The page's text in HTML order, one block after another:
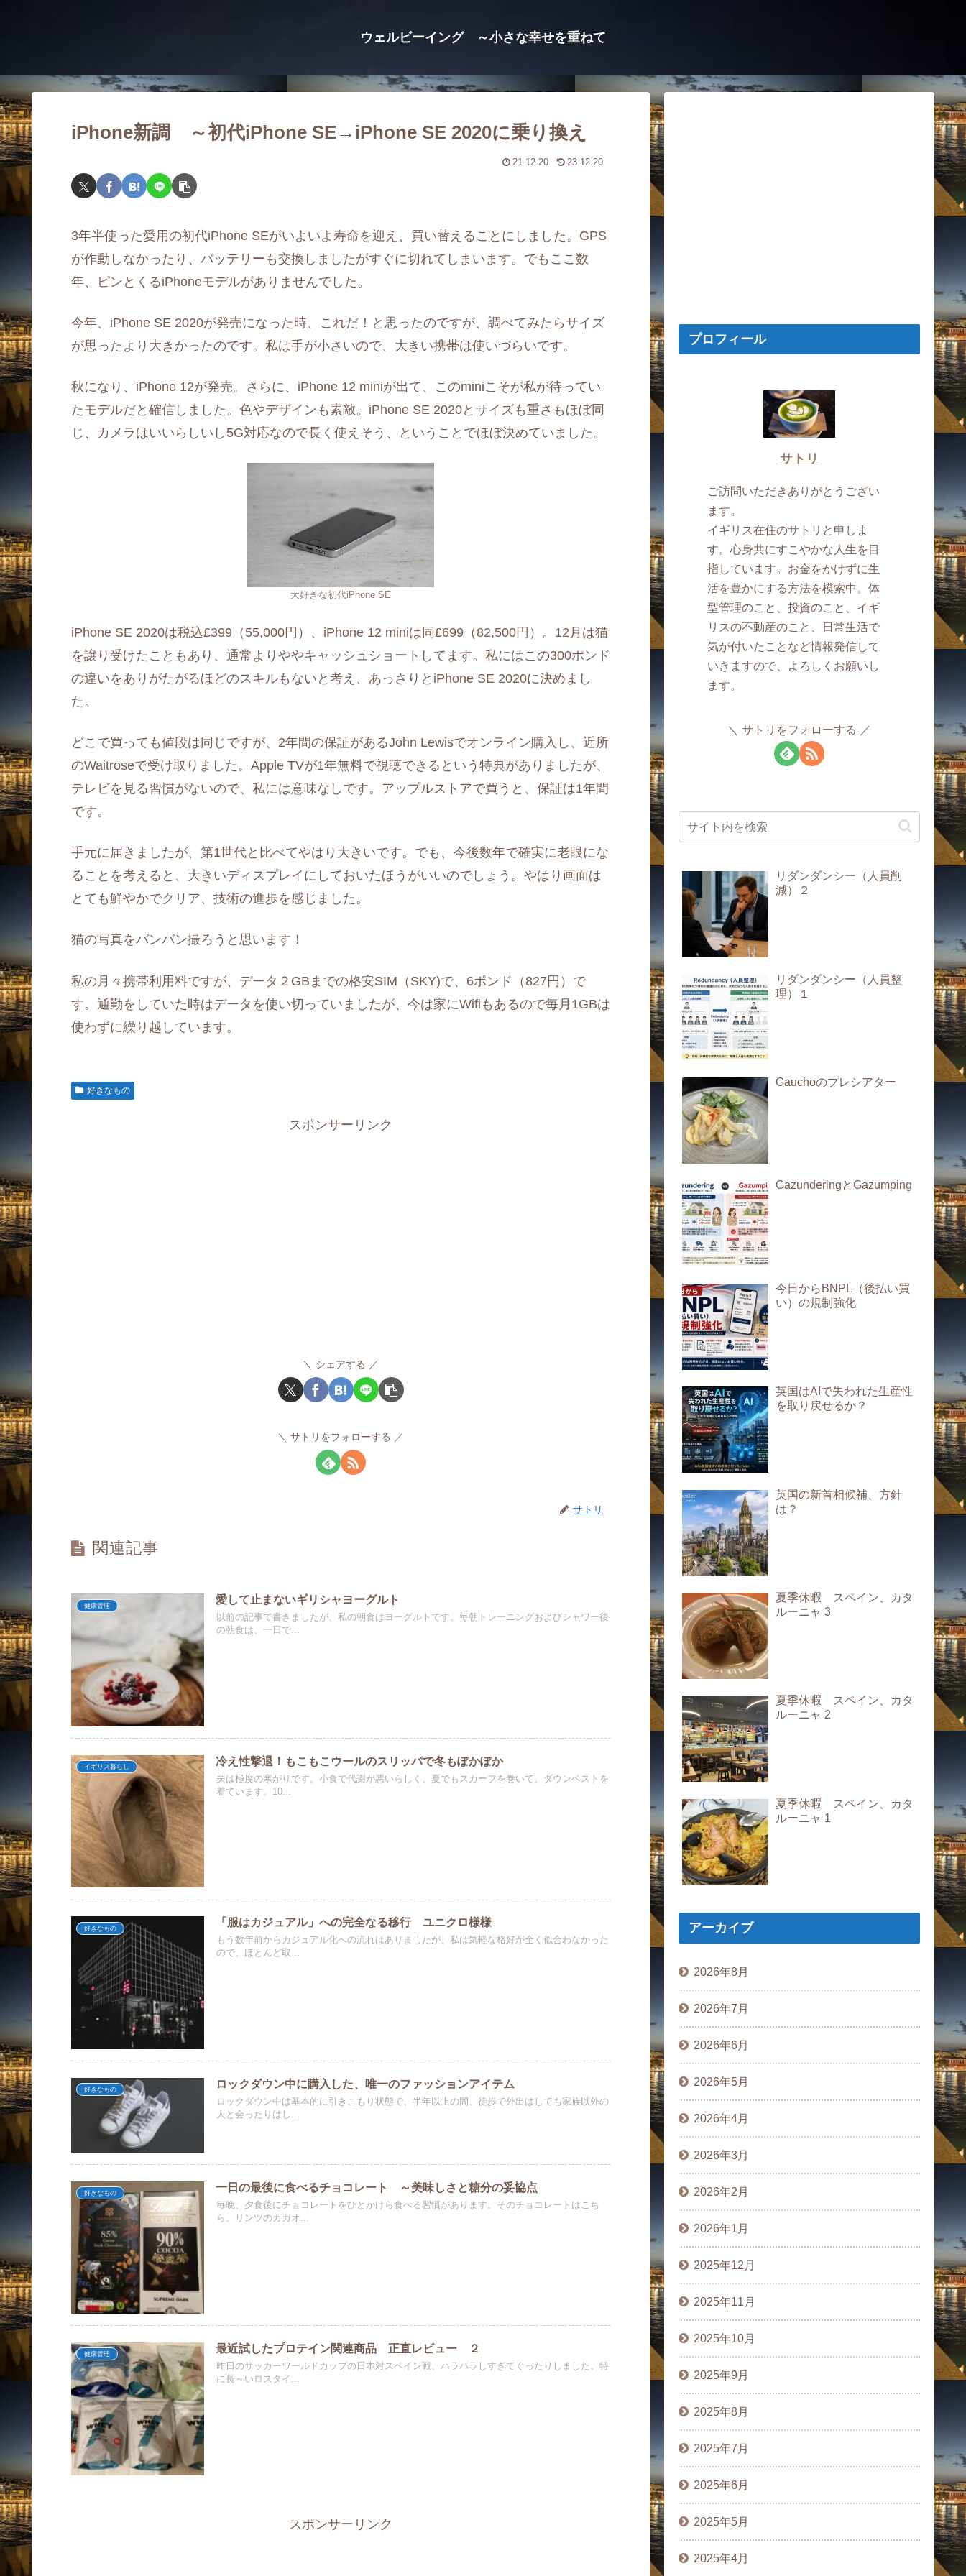
ウェルビーイング ～小さな幸せを重ねて
iPhone新調 ～初代iPhone SE→iPhone SE 2020に乗り換え
21.12.20 23.12.20
3年半使った愛用の初代iPhone SEがいよいよ寿命を迎え、買い替えることにしました。GPS
が作動しなかったり、バッテリーも交換しましたがすぐに切れてしまいます。でもここ数
年、ピンとくるiPhoneモデルがありませんでした。
今年、iPhone SE 2020が発売になった時、これだ！と思ったのですが、調べてみたらサイズ
が思ったより大きかったのです。私は手が小さいので、大きい携帯は使いづらいです。
秋になり、iPhone 12が発売。さらに、iPhone 12 miniが出て、このminiこそが私が待ってい
たモデルだと確信しました。色やデザインも素敵。iPhone SE 2020とサイズも重さもほぼ同
じ、カメラはいいらしいし5G対応なので長く使えそう、ということでほぼ決めていました。
大好きな初代iPhone SE
iPhone SE 2020は税込£399（55,000円）、iPhone 12 miniは同£699（82,500円）。12月は猫
を譲り受けたこともあり、通常よりややキャッシュショートしてます。私にはこの300ポンド
の違いをありがたがるほどのスキルもないと考え、あっさりとiPhone SE 2020に決めまし
た。
どこで買っても値段は同じですが、2年間の保証があるJohn Lewisでオンライン購入し、近所
のWaitroseで受け取りました。Apple TVが1年無料で視聴できるという特典がありましたが、
テレビを見る習慣がないので、私には意味なしです。アップルストアで買うと、保証は1年間
です。
手元に届きましたが、第1世代と比べてやはり大きいです。でも、今後数年で確実に老眼にな
ることを考えると、大きいディスプレイにしておいたほうがいいのでしょう。やはり画面は
とても鮮やかでクリア、技術の進歩を感じました。
猫の写真をバンバン撮ろうと思います！
私の月々携帯利用料ですが、データ２GBまでの格安SIM（SKY)で、6ポンド（827円）で
す。通勤をしていた時はデータを使い切っていましたが、今は家にWifiもあるので毎月1GBは
使わずに繰り越しています。
好きなもの
スポンサーリンク
シェアする
サトリをフォローする
サトリ
関連記事
健康管理 愛して止まないギリシャヨーグルト
以前の記事で書きましたが、私の朝食はヨーグルトです。毎朝トレーニングおよびシャワー後
の朝食は、一日で...
イギリス暮らし 冷え性撃退！もこもこウールのスリッパで冬もぽかぽか
夫は極度の寒がりです。小食で代謝が悪いらしく、夏でもスカーフを巻いて、ダウンベストを
着ています。10...
好きなもの 「服はカジュアル」への完全なる移行 ユニクロ様様
もう数年前からカジュアル化への流れはありましたが、私は気軽な格好が全く似合わなかった
ので、ほとんど取...
好きなもの ロックダウン中に購入した、唯一のファッションアイテム
ロックダウン中は基本的に引きこもり状態で、半年以上の間、徒歩で外出はしても家族以外の
人と会ったりはし...
好きなもの 一日の最後に食べるチョコレート ～美味しさと糖分の妥協点
毎晩、夕食後にチョコレートをひとかけら食べる習慣があります。そのチョコレートはこち
ら。リンツのカカオ...
健康管理 最近試したプロテイン関連商品 正直レビュー ２
昨日のサッカーワールドカップの日本対スペイン戦、ハラハラしすぎてぐったりしました。特
に長～いロスタイ...
スポンサーリンク
プロフィール
サトリ
ご訪問いただきありがとうござい
ます。
イギリス在住のサトリと申しま
す。心身共にすこやかな人生を目
指しています。お金をかけずに生
活を豊かにする方法を模索中。体
型管理のこと、投資のこと、イギ
リスの不動産のこと、日常生活で
気が付いたことなど情報発信して
いきますので、よろしくお願いし
ます。
サトリをフォローする
リダンダンシー（人員削
減）２
リダンダンシー（人員整
理）１
Gauchoのプレシアター
GazunderingとGazumping
今日からBNPL（後払い買
い）の規制強化
英国はAIで失われた生産性
を取り戻せるか？
英国の新首相候補、方針
は？
夏季休暇 スペイン、カタ
ルーニャ 3
夏季休暇 スペイン、カタ
ルーニャ 2
夏季休暇 スペイン、カタ
ルーニャ 1
アーカイブ
2026年8月
2026年7月
2026年6月
2026年5月
2026年4月
2026年3月
2026年2月
2026年1月
2025年12月
2025年11月
2025年10月
2025年9月
2025年8月
2025年7月
2025年6月
2025年5月
2025年4月